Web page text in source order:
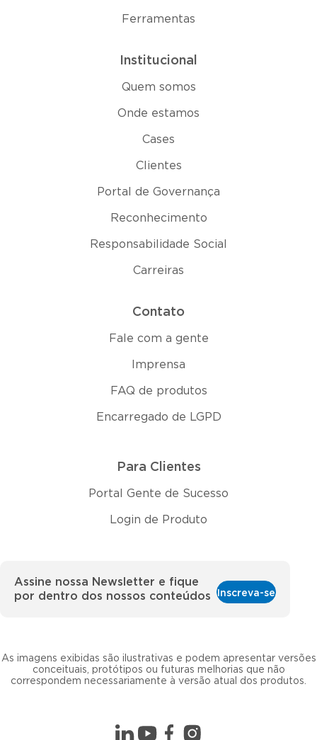
Ferramentas
Institucional
Quem somos
Onde estamos
Cases
Clientes
Portal de Governança
Reconhecimento
Responsabilidade Social
Carreiras
Contato
Fale com a gente
Imprensa
FAQ de produtos
Encarregado de LGPD
Para Clientes
Portal Gente de Sucesso
Login de Produto
As imagens exibidas são ilustrativas e podem apresentar versões
conceituais, protótipos ou futuras melhorias que não
correspondem necessariamente à versão atual dos produtos.
Assine nossa Newsletter e fique
por dentro dos nossos conteúdos
Inscreva-se